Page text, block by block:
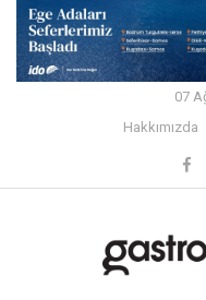
07
Hakkımızda